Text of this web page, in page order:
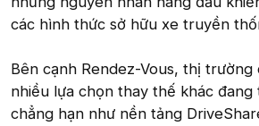
các hình thức sở hữu xe truyền
Bên cạnh Rendez-Vous, thị trường
nhiều lựa chọn thay thế khác
chẳng hạn như nền tảng